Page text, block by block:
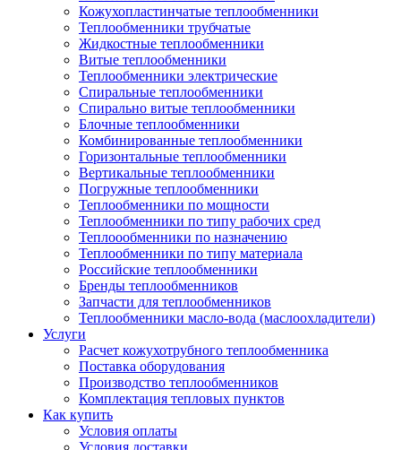
Кожухопластинчатые теплообменники
Теплообменники трубчатые
Жидкостные теплообменники
Витые теплообменники
Теплообменники электрические
Спиральные теплообменники
Спирально витые теплообменники
Блочные теплообменники
Комбинированные теплообменники
Горизонтальные теплообменники
Вертикальные теплообменники
Погружные теплообменники
Теплообменники по мощности
Теплообменники по типу рабочих сред
Теплоообменники по назначению
Теплообменники по типу материала
Российские теплообменники
Бренды теплообменников
Запчасти для теплообменников
Теплообменники масло-вода (маслоохладители)
Услуги
Расчет кожухотрубного теплообменника
Поставка оборудования
Производство теплообменников
Комплектация тепловых пунктов
Как купить
Условия оплаты
Условия доставки